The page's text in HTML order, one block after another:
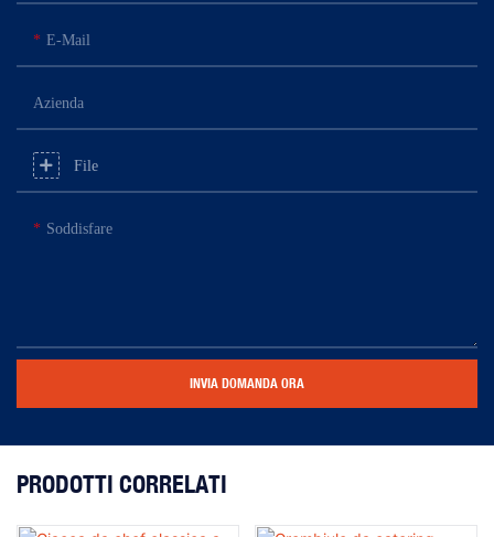
E-Mail
Azienda
File
Soddisfare
INVIA DOMANDA ORA
PRODOTTI CORRELATI